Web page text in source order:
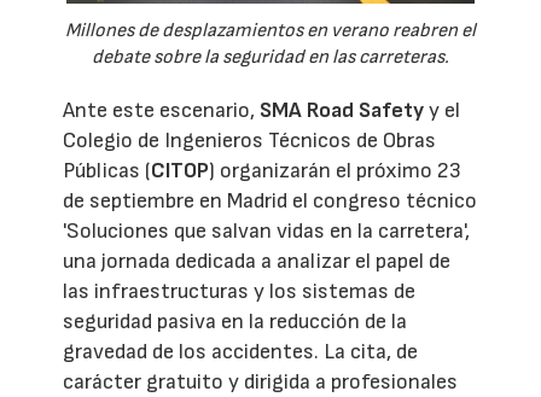
Millones de desplazamientos en verano reabren el
debate sobre la seguridad en las carreteras.
Ante este escenario, SMA Road Safetyy el
Colegio de Ingenieros Técnicos de Obras
Públicas (CITOP) organizarán el próximo 23
de septiembre en Madrid el congreso técnico
'Soluciones que salvan vidas en la carretera',
una jornada dedicada a analizar el papel de
las infraestructuras y los sistemas de
seguridad pasiva en la reducción de la
gravedad de los accidentes. La cita, de
carácter gratuito y dirigida a profesionales